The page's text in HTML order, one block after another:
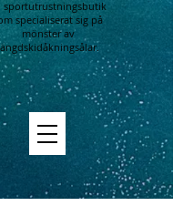
sportutrustningsbutik
specialiserat sig på
mönster av